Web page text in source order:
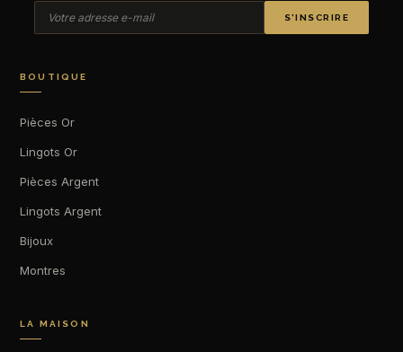
S’INSCRIRE
BOUTIQUE
Pièces Or
Lingots Or
Pièces Argent
Lingots Argent
Bijoux
Montres
LA MAISON